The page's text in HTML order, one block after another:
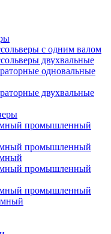
с одним валом
двухвальные
одновальные
двухвальные
промышленный
промышленный
промышленный
промышленный